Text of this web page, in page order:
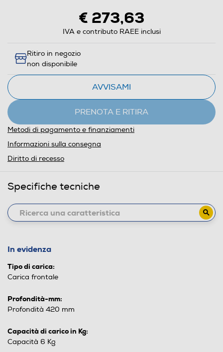
€ 273,63
IVA e contributo RAEE inclusi
Ritiro in negozio
non disponibile
AVVISAMI
PRENOTA E RITIRA
Metodi di pagamento e finanziamenti
Informazioni sulla consegna
Diritto di recesso
Specifiche tecniche
In evidenza
Tipo di carica:
Carica frontale
Profondità-mm:
Profondità 420 mm
Capacità di carico in Kg:
Capacità 6 Kg